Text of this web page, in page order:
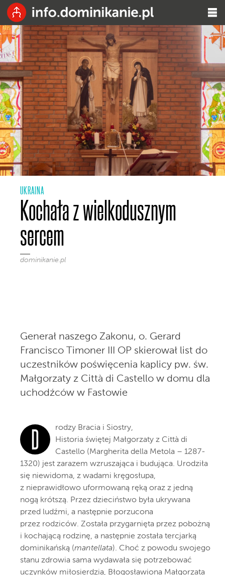
UKRAINA
Kochała z wielkodusznym
sercem
dominikanie.pl
Generał naszego Zakonu, o. Gerard
Francisco Timoner III OP skierował list do
uczestników poświęcenia kaplicy pw. św.
Małgorzaty z Città di Castello w domu dla
uchodźców w Fastowie
D
rodzy Bracia i Siostry,
Historia świętej Małgorzaty z Città di
Castello (Margherita della Metola – 1287-
1320) jest zarazem wzruszająca i budująca. Urodziła
się niewidoma, z wadami kręgosłupa,
z nieprawidłowo uformowaną ręką oraz z jedną
nogą krótszą. Przez dzieciństwo była ukrywana
przed ludźmi, a następnie porzucona
przez rodziców. Została przygarnięta przez pobożną
i kochającą rodzinę, a następnie została tercjarką
dominikańską (mantellata). Choć z powodu swojego
stanu zdrowia sama wydawała się potrzebować
uczynków miłosierdzia, Błogosławiona Małgorzata